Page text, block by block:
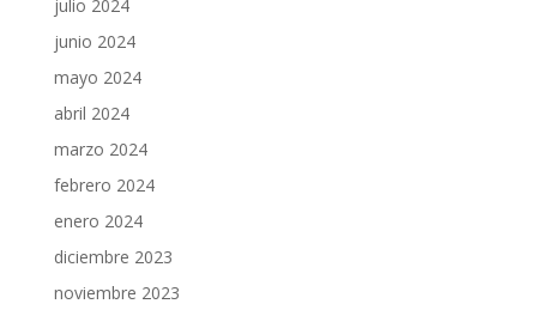
julio 2024
junio 2024
mayo 2024
abril 2024
marzo 2024
febrero 2024
enero 2024
diciembre 2023
noviembre 2023